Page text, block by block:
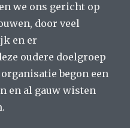
we ons gericht op
door veel
en er
oudere doelgroep
begon een
en al gauw wisten